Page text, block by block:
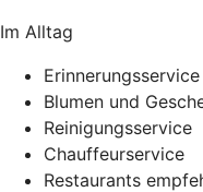
Im Alltag
Erinnerungsservice
Blumen und
Reinigungsservice
Chauffeurservice
Restaurants